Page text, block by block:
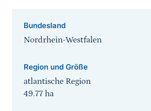
Bundesland
Nordrhein-Westfalen
Region und Größe
atlantische Region
49.77 ha